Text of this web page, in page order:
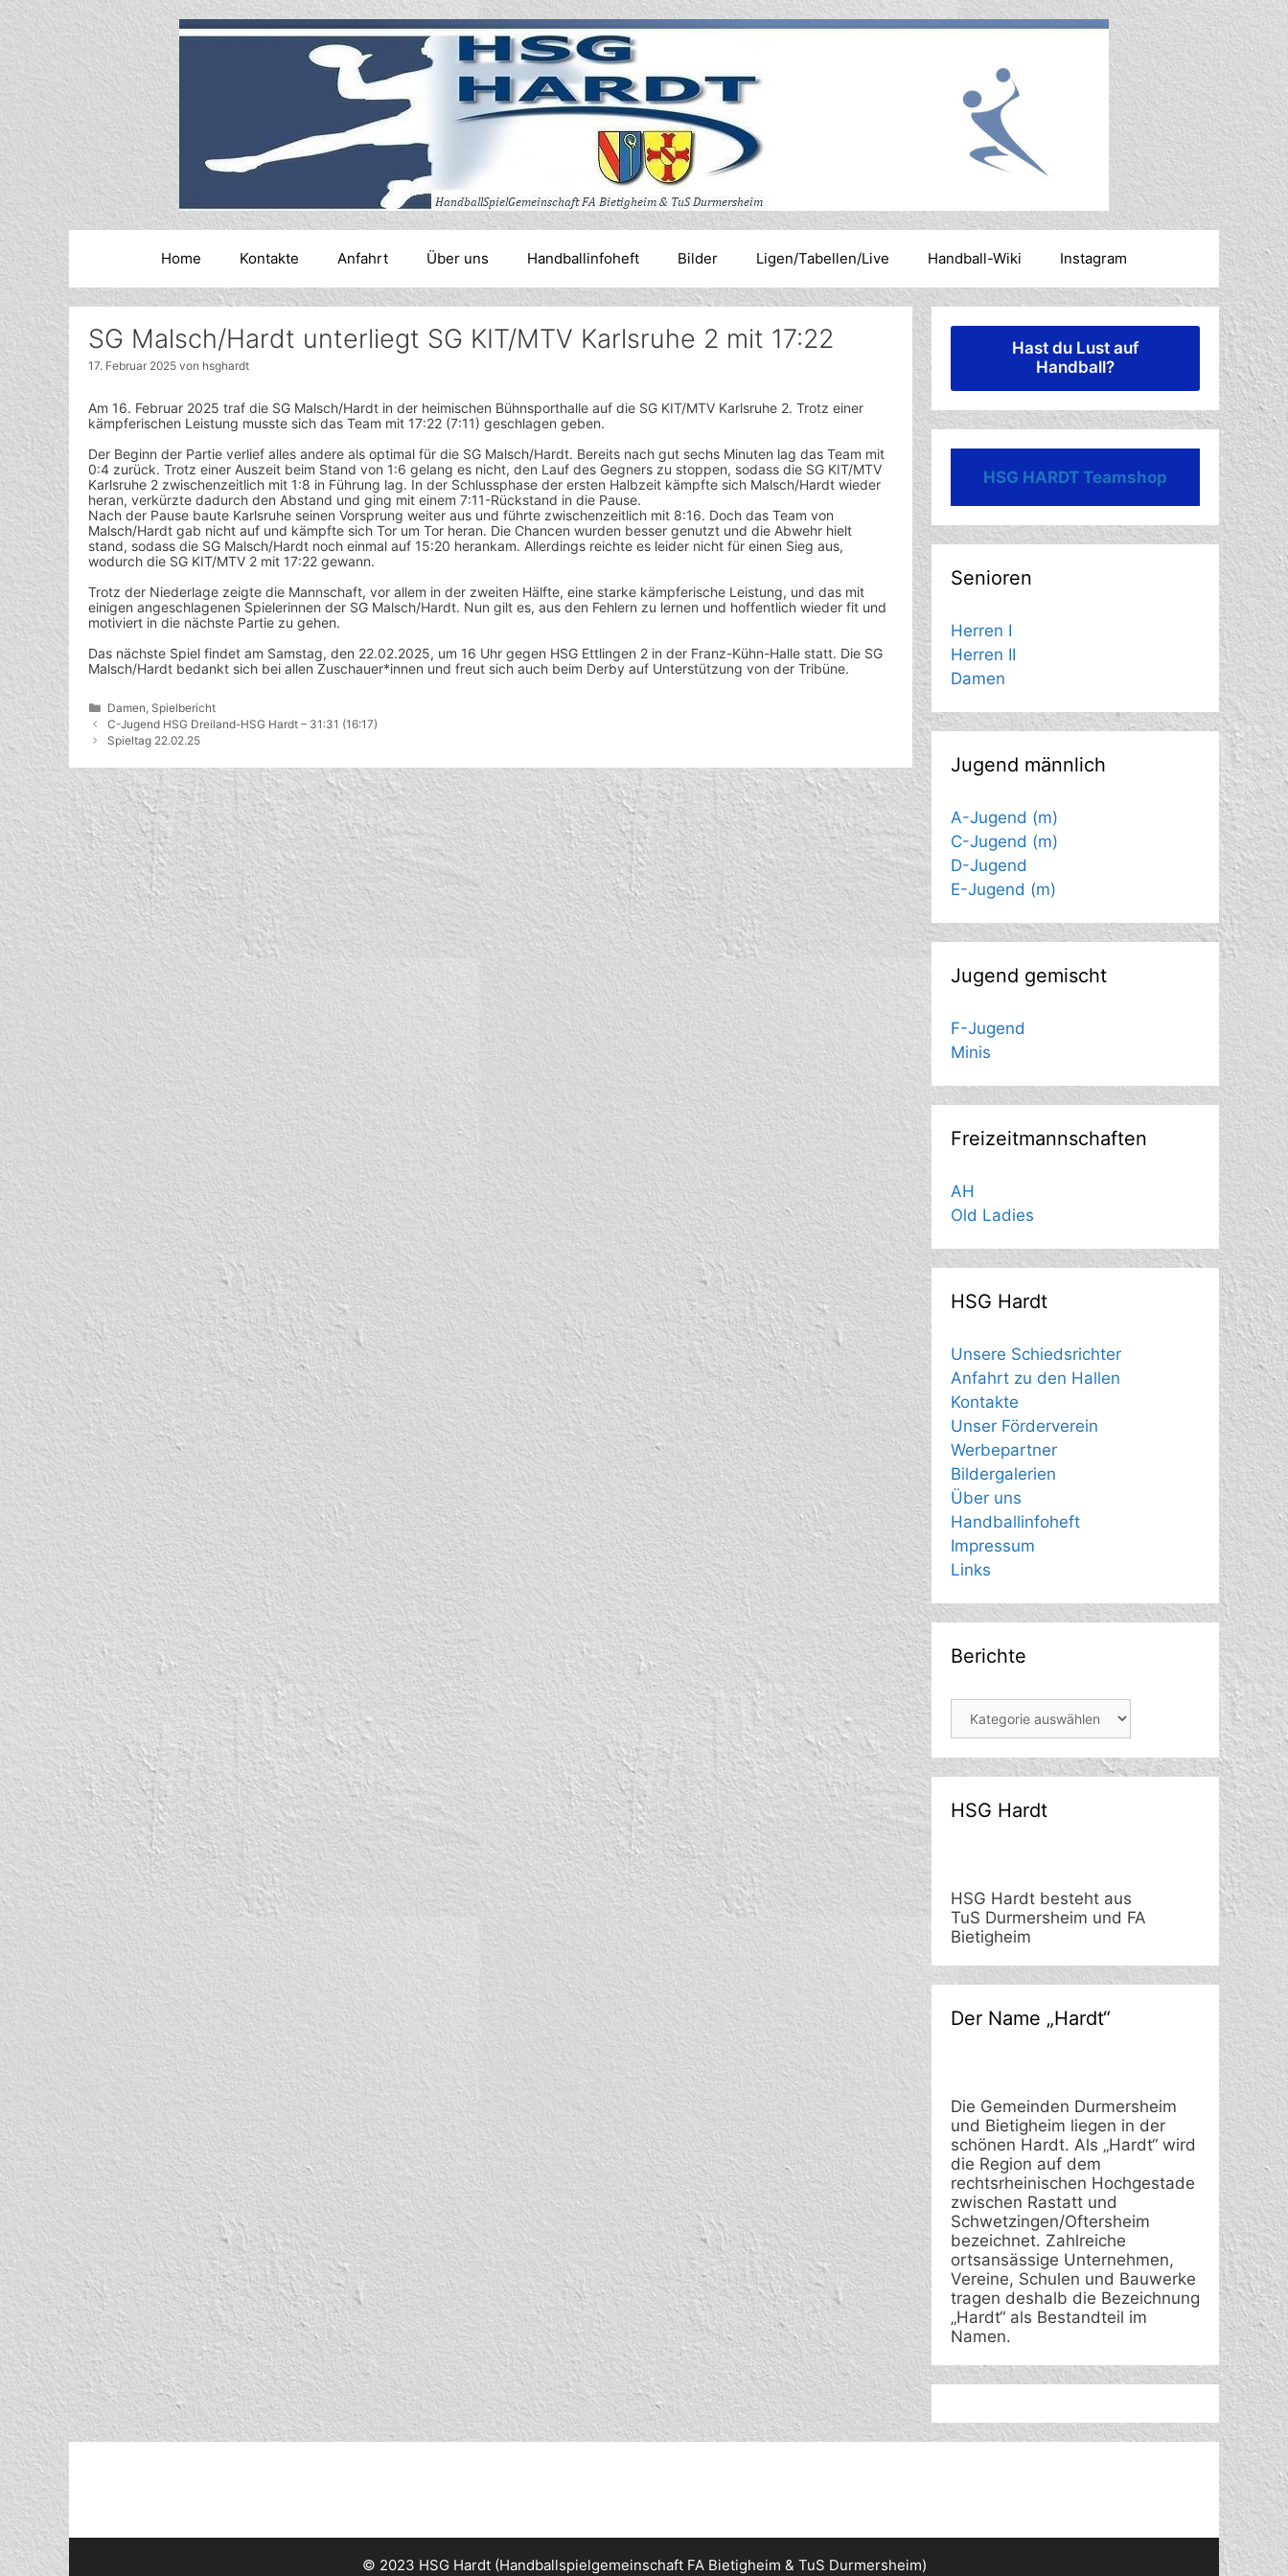
Inhalt
Home Kontakte Anfahrt Über uns Handballinfoheft Bilder Ligen/Tabellen/Live Handball-Wiki Instagram
SG Malsch/Hardt unterliegt SG KIT/MTV Karlsruhe 2 mit 17:22
17. Februar 2025 von hsghardt
Am 16. Februar 2025 traf die SG Malsch/Hardt in der heimischen Bühnsporthalle auf die SG KIT/MTV Karlsruhe 2. Trotz einer
kämpferischen Leistung musste sich das Team mit 17:22 (7:11) geschlagen geben.
Der Beginn der Partie verlief alles andere als optimal für die SG Malsch/Hardt. Bereits nach gut sechs Minuten lag das Team mit
0:4 zurück. Trotz einer Auszeit beim Stand von 1:6 gelang es nicht, den Lauf des Gegners zu stoppen, sodass die SG KIT/MTV
Karlsruhe 2 zwischenzeitlich mit 1:8 in Führung lag. In der Schlussphase der ersten Halbzeit kämpfte sich Malsch/Hardt wieder
heran, verkürzte dadurch den Abstand und ging mit einem 7:11-Rückstand in die Pause.
Nach der Pause baute Karlsruhe seinen Vorsprung weiter aus und führte zwischenzeitlich mit 8:16. Doch das Team von
Malsch/Hardt gab nicht auf und kämpfte sich Tor um Tor heran. Die Chancen wurden besser genutzt und die Abwehr hielt
stand, sodass die SG Malsch/Hardt noch einmal auf 15:20 herankam. Allerdings reichte es leider nicht für einen Sieg aus,
wodurch die SG KIT/MTV 2 mit 17:22 gewann.
Trotz der Niederlage zeigte die Mannschaft, vor allem in der zweiten Hälfte, eine starke kämpferische Leistung, und das mit
einigen angeschlagenen Spielerinnen der SG Malsch/Hardt. Nun gilt es, aus den Fehlern zu lernen und hoffentlich wieder fit und
motiviert in die nächste Partie zu gehen.
Das nächste Spiel findet am Samstag, den 22.02.2025, um 16 Uhr gegen HSG Ettlingen 2 in der Franz-Kühn-Halle statt. Die SG
Malsch/Hardt bedankt sich bei allen Zuschauer*innen und freut sich auch beim Derby auf Unterstützung von der Tribüne.
Kategorien
Damen Spielbericht
C-Jugend HSG Dreiland-HSG Hardt – 31:31 (16:17)
Spieltag 22.02.25
Hast du Lust auf
Handball?
HSG HARDT Teamshop
Senioren
Herren I
Herren II
Damen
Jugend männlich
A-Jugend (m)
C-Jugend (m)
D-Jugend
E-Jugend (m)
Jugend gemischt
F-Jugend
Minis
Freizeitmannschaften
AH
Old Ladies
HSG Hardt
Unsere Schiedsrichter
Anfahrt zu den Hallen
Kontakte
Unser Förderverein
Werbepartner
Bildergalerien
Über uns
Handballinfoheft
Impressum
Links
Berichte
HSG Hardt
HSG Hardt besteht aus
TuS Durmersheim und FA
Bietigheim
Der Name „Hardt“
Die Gemeinden Durmersheim
und Bietigheim liegen in der
schönen Hardt. Als „Hardt“ wird
die Region auf dem
rechtsrheinischen Hochgestade
zwischen Rastatt und
Schwetzingen/Oftersheim
bezeichnet. Zahlreiche
ortsansässige Unternehmen,
Vereine, Schulen und Bauwerke
tragen deshalb die Bezeichnung
„Hardt“ als Bestandteil im
Namen.
© 2023 HSG Hardt (Handballspielgemeinschaft FA Bietigheim & TuS Durmersheim)